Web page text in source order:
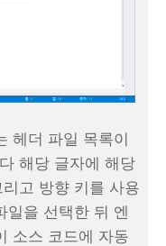
헤더 파일 목록이
해당 글자에 해당
고 방향 키를 사용
일을 선택한 뒤 엔
소스 코드에 자동